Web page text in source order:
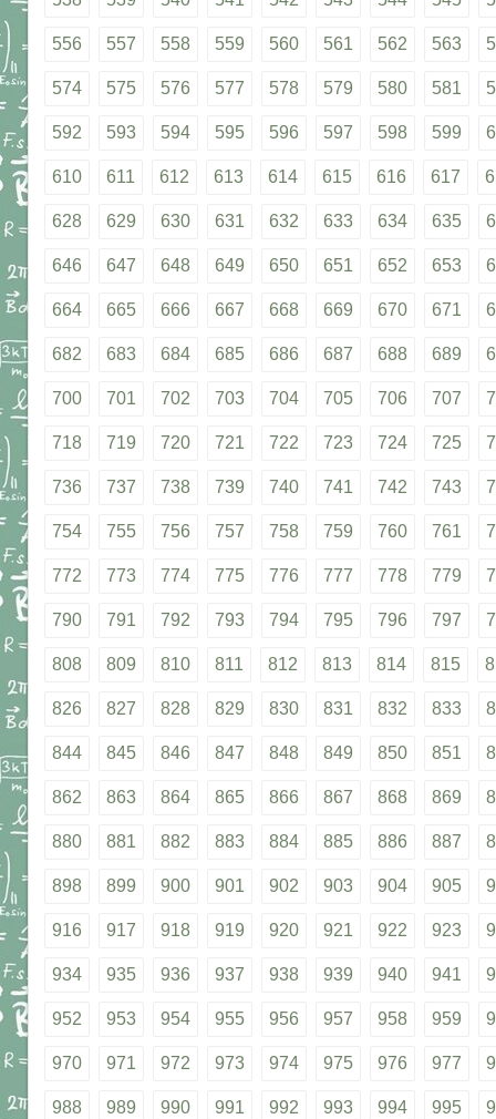
556 557 558 559 560 561 562 563
574 575 576 577 578 579 580 581
592 593 594 595 596 597 598 599
610 611 612 613 614 615 616 617
628 629 630 631 632 633 634 635
646 647 648 649 650 651 652 653
664 665 666 667 668 669 670 671
682 683 684 685 686 687 688 689
700 701 702 703 704 705 706 707
718 719 720 721 722 723 724 725
736 737 738 739 740 741 742 743
754 755 756 757 758 759 760 761
772 773 774 775 776 777 778 779
790 791 792 793 794 795 796 797
808 809 810 811 812 813 814 815
826 827 828 829 830 831 832 833
844 845 846 847 848 849 850 851
862 863 864 865 866 867 868 869
880 881 882 883 884 885 886 887
898 899 900 901 902 903 904 905
916 917 918 919 920 921 922 923
934 935 936 937 938 939 940 941
952 953 954 955 956 957 958 959
970 971 972 973 974 975 976 977
988 989 990 991 992 993 994 995